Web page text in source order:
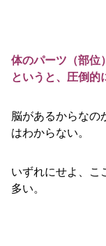
体のパーツ（部位
というと、圧倒的
脳があるからなの
はわからない。
いずれにせよ、こ
多い。